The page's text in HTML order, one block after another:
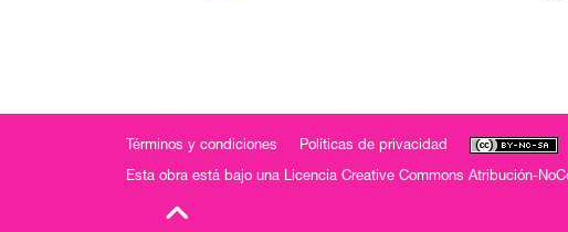
Términos y condiciones Políticas de privacidad
Esta obra está bajo una Licencia Creative Commons Atribución-